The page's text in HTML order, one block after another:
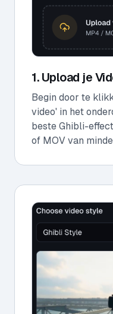
1. Upload je
Begin door te
video' in het
beste Ghibli-
of MOV van